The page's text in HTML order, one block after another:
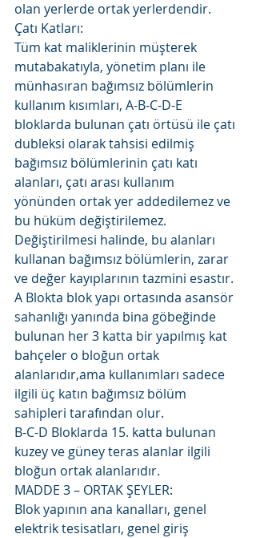
olan yerlerde ortak yerlerdendir.
Çatı Katları:
Tüm kat maliklerinin müşterek
mutabakatıyla, yönetim planı ile
münhasıran bağımsız bölümlerin
kullanım kısımları, A-B-C-D-E
bloklarda bulunan çatı örtüsü ile çatı
dubleksi olarak tahsisi edilmiş
bağımsız bölümlerinin çatı katı
alanları, çatı arası kullanım
yönünden ortak yer addedilemez ve
bu hüküm değiştirilemez.
Değiştirilmesi halinde, bu alanları
kullanan bağımsız bölümlerin, zarar
ve değer kayıplarının tazmini esastır.
A Blokta blok yapı ortasında asansör
sahanlığı yanında bina göbeğinde
bulunan her 3 katta bir yapılmış kat
bahçeler o bloğun ortak
alanlarıdır,ama kullanımları sadece
ilgili üç katın bağımsız bölüm
sahipleri tarafından olur.
B-C-D Bloklarda 15. katta bulunan
kuzey ve güney teras alanlar ilgili
bloğun ortak alanlarıdır.
MADDE 3 – ORTAK ŞEYLER:
Blok yapının ana kanalları, genel
elektrik tesisatları, genel giriş